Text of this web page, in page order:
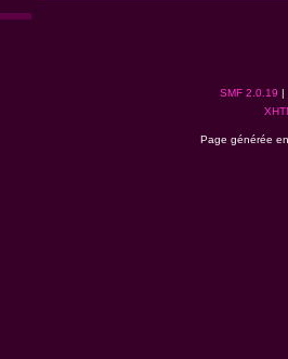
SMF 2.0.19 |
Page générée